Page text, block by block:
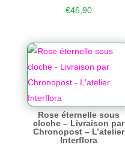
€46,90
Rose éternelle sous
cloche – Livraison par
Chronopost – L’atelier
Interflora